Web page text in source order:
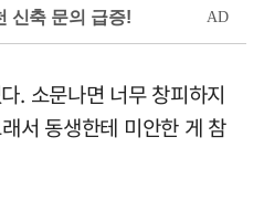
. 소문나면 너무 창피하지
서 동생한테 미안한 게 참